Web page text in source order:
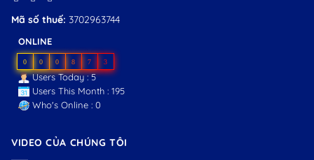
Mã số thuế: 3702963744
ONLINE
0 0 0 8 7 3
Users Today : 5
Users This Month : 195
Who's Online : 0
VIDEO CỦA CHÚNG TÔI